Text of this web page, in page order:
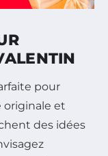
pour
originale et
des idées